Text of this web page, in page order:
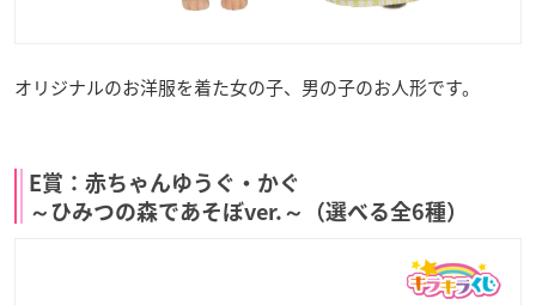
オリジナルのお洋服を着た女の子、男の子のお人形です。
E賞：赤ちゃんゆうぐ・かぐ
～ひみつの森であそぼver.～（選べる全6種）